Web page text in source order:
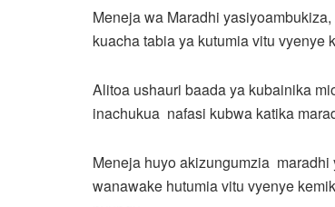
Meneja wa Maradhi
kuacha tabia ya kutumia vitu vyenye
Alitoa ushauri baada ya kubainika
inachukua nafasi kubwa katika
Meneja huyo akizungumzia
wanawake hutumia vitu vyenye